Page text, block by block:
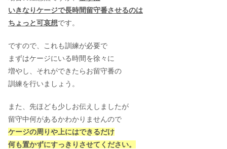
いきなりケージで長時間留守番させるのは
ちょっと可哀想です。
ですので、これも訓練が必要で
まずはケージにいる時間を徐々に
増やし、それができたらお留守番の
訓練を行いましょう。
また、先ほども少しお伝えしましたが
留守中何があるかわかりませんので
ケージの周りや上にはできるだけ
何も置かずにすっきりさせてください。